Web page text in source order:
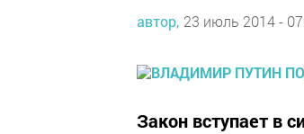
автор, 23 июль 2014 -
Закон вступает в